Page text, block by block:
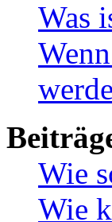
Was
Wie
Wie